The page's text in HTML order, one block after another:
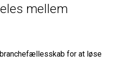
mellem
for at løse